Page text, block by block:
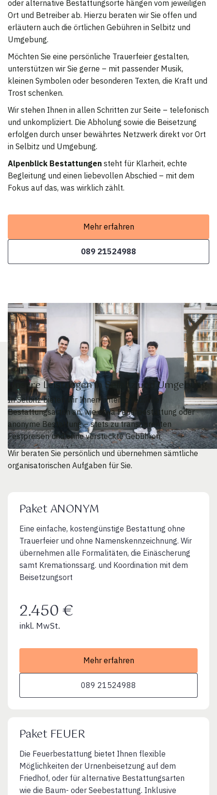
oder alternative Bestattungsorte hängen vom jeweiligen
Ort und Betreiber ab. Hierzu beraten wir Sie offen und
erläutern auch die örtlichen Gebühren in Selbitz und
Umgebung.
Möchten Sie eine persönliche Trauerfeier gestalten,
unterstützen wir Sie gerne – mit passender Musik,
kleinen Symbolen oder besonderen Texten, die Kraft und
Trost schenken.
Wir stehen Ihnen in allen Schritten zur Seite – telefonisch
und unkompliziert. Die Abholung sowie die Beisetzung
erfolgen durch unser bewährtes Netzwerk direkt vor Ort
in Selbitz und Umgebung.
Alpenblick Bestattungen steht für Klarheit, echte
Begleitung und einen liebevollen Abschied – mit dem
Fokus auf das, was wirklich zählt.
Mehr erfahren
089 21524988
Unsere Leistungen in Selbitz und Umgebung
In Selbitz bieten wir Ihnen unterschiedliche
Bestattungsarten an, wie etwa Feuerbestattung oder
anonyme Bestattung – stets zu transparenten
Festpreisen und ohne versteckte Gebühren.
Wir beraten Sie persönlich und übernehmen sämtliche
organisatorischen Aufgaben für Sie.
Paket ANONYM
Eine einfache, kostengünstige Bestattung ohne
Trauerfeier und ohne Namenskennzeichnung. Wir
übernehmen alle Formalitäten, die Einäscherung
samt Kremationssarg. und Koordination mit dem
Beisetzungsort
2.450 €
inkl. MwSt.
Mehr erfahren
089 21524988
Paket FEUER
Die Feuerbestattung bietet Ihnen flexible
Möglichkeiten der Urnenbeisetzung auf dem
Friedhof, oder für alternative Bestattungsarten
wie die Baum- oder Seebestattung. Inklusive